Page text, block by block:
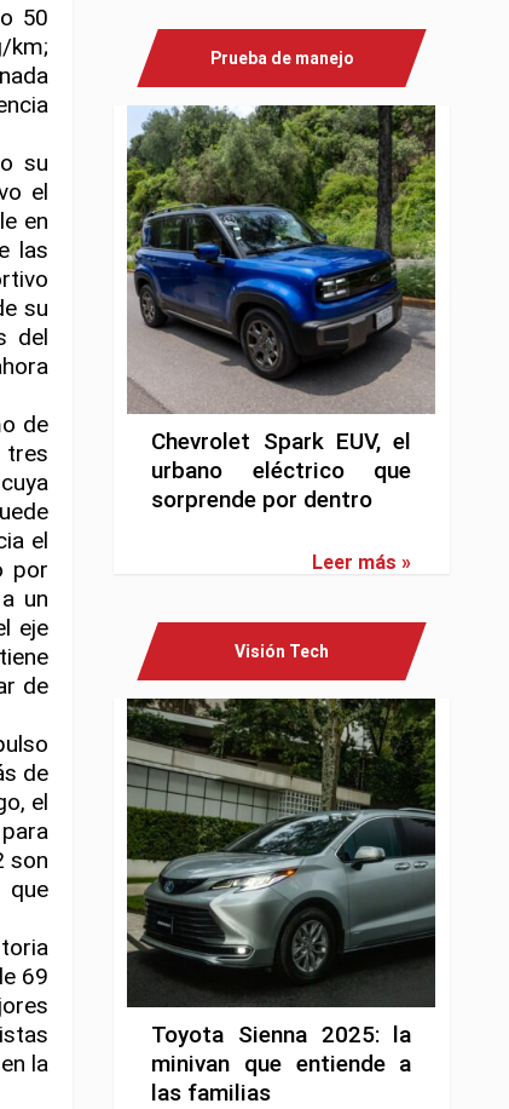
50
km;
su
el
en
las
su
del
de
tres
el
por
un
eje
de
de
el
son
que
69
la
Prueba de manejo
Chevrolet Spark EUV, el
urbano eléctrico que
sorprende por dentro
Leer más »
Visión Tech
Toyota Sienna 2025: la
minivan que entiende a
las familias